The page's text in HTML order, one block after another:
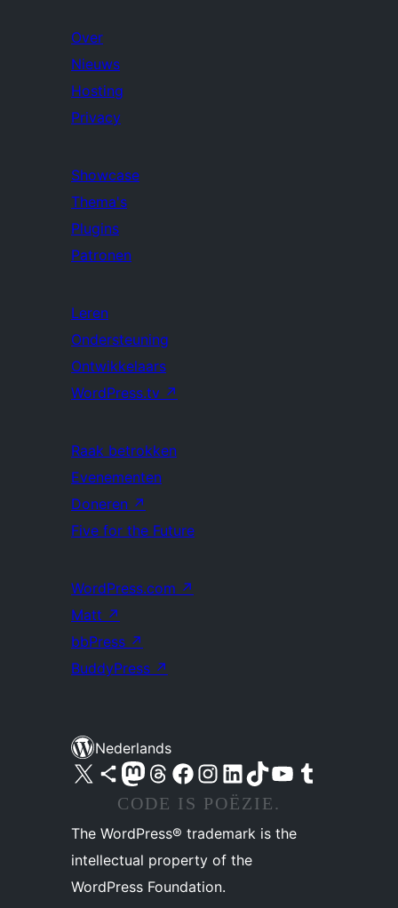
Over
Nieuws
Hosting
Privacy
Showcase
Thema's
Plugins
Patronen
Leren
Ondersteuning
Ontwikkelaars
WordPress.tv ↗
Raak betrokken
Evenementen
Doneren ↗
Five for the Future
WordPress.com ↗
Matt ↗
bbPress ↗
BuddyPress ↗
Nederlands
Bezoek ons X (voorheen Twitter) account
Bezoek ons Bluesky account
Bezoek ons Mastodon account
Bezoek ons Threads account
Onze Facebook pagina bezoeken
Bezoek ons Instagram account
Bezoek ons LinkedIn account
Bezoek ons TikTok account
Bezoek ons YouTube kanaalBezoek ons Tumblr account
CODE IS POËZIE.
The WordPress® trademark is the
intellectual property of the
WordPress Foundation.